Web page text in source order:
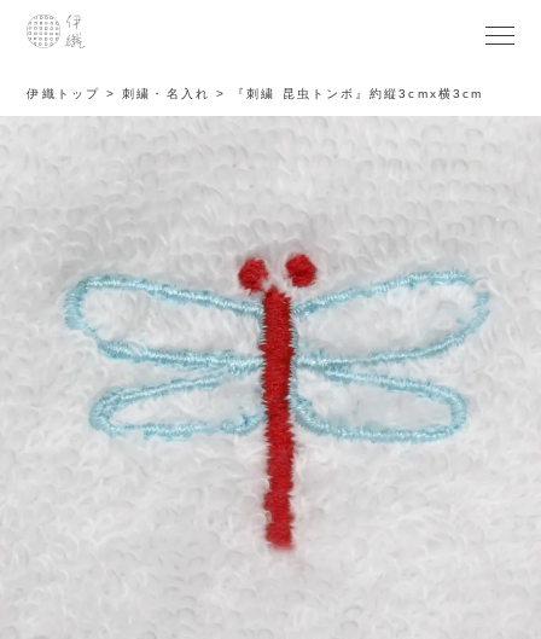
伊織トップ 刺繍・名入れ 『刺繍 昆虫トンボ』約縦3cmx横3cm